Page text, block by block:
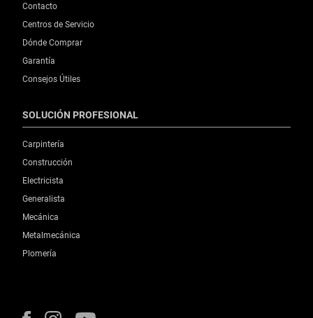
Contacto
Centros de Servicio
Dónde Comprar
Garantía
Consejos Útiles
SOLUCIÓN PROFESIONAL
Carpintería
Construcción
Electricista
Generalista
Mecánica
Metalmecánica
Plomería